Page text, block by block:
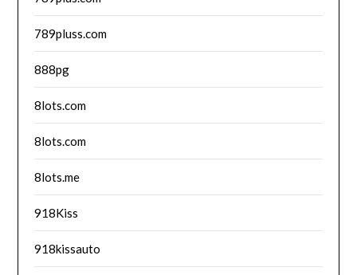
789pluss.com
888pg
8lots.com
8lots.com
8lots.me
918Kiss
918kissauto